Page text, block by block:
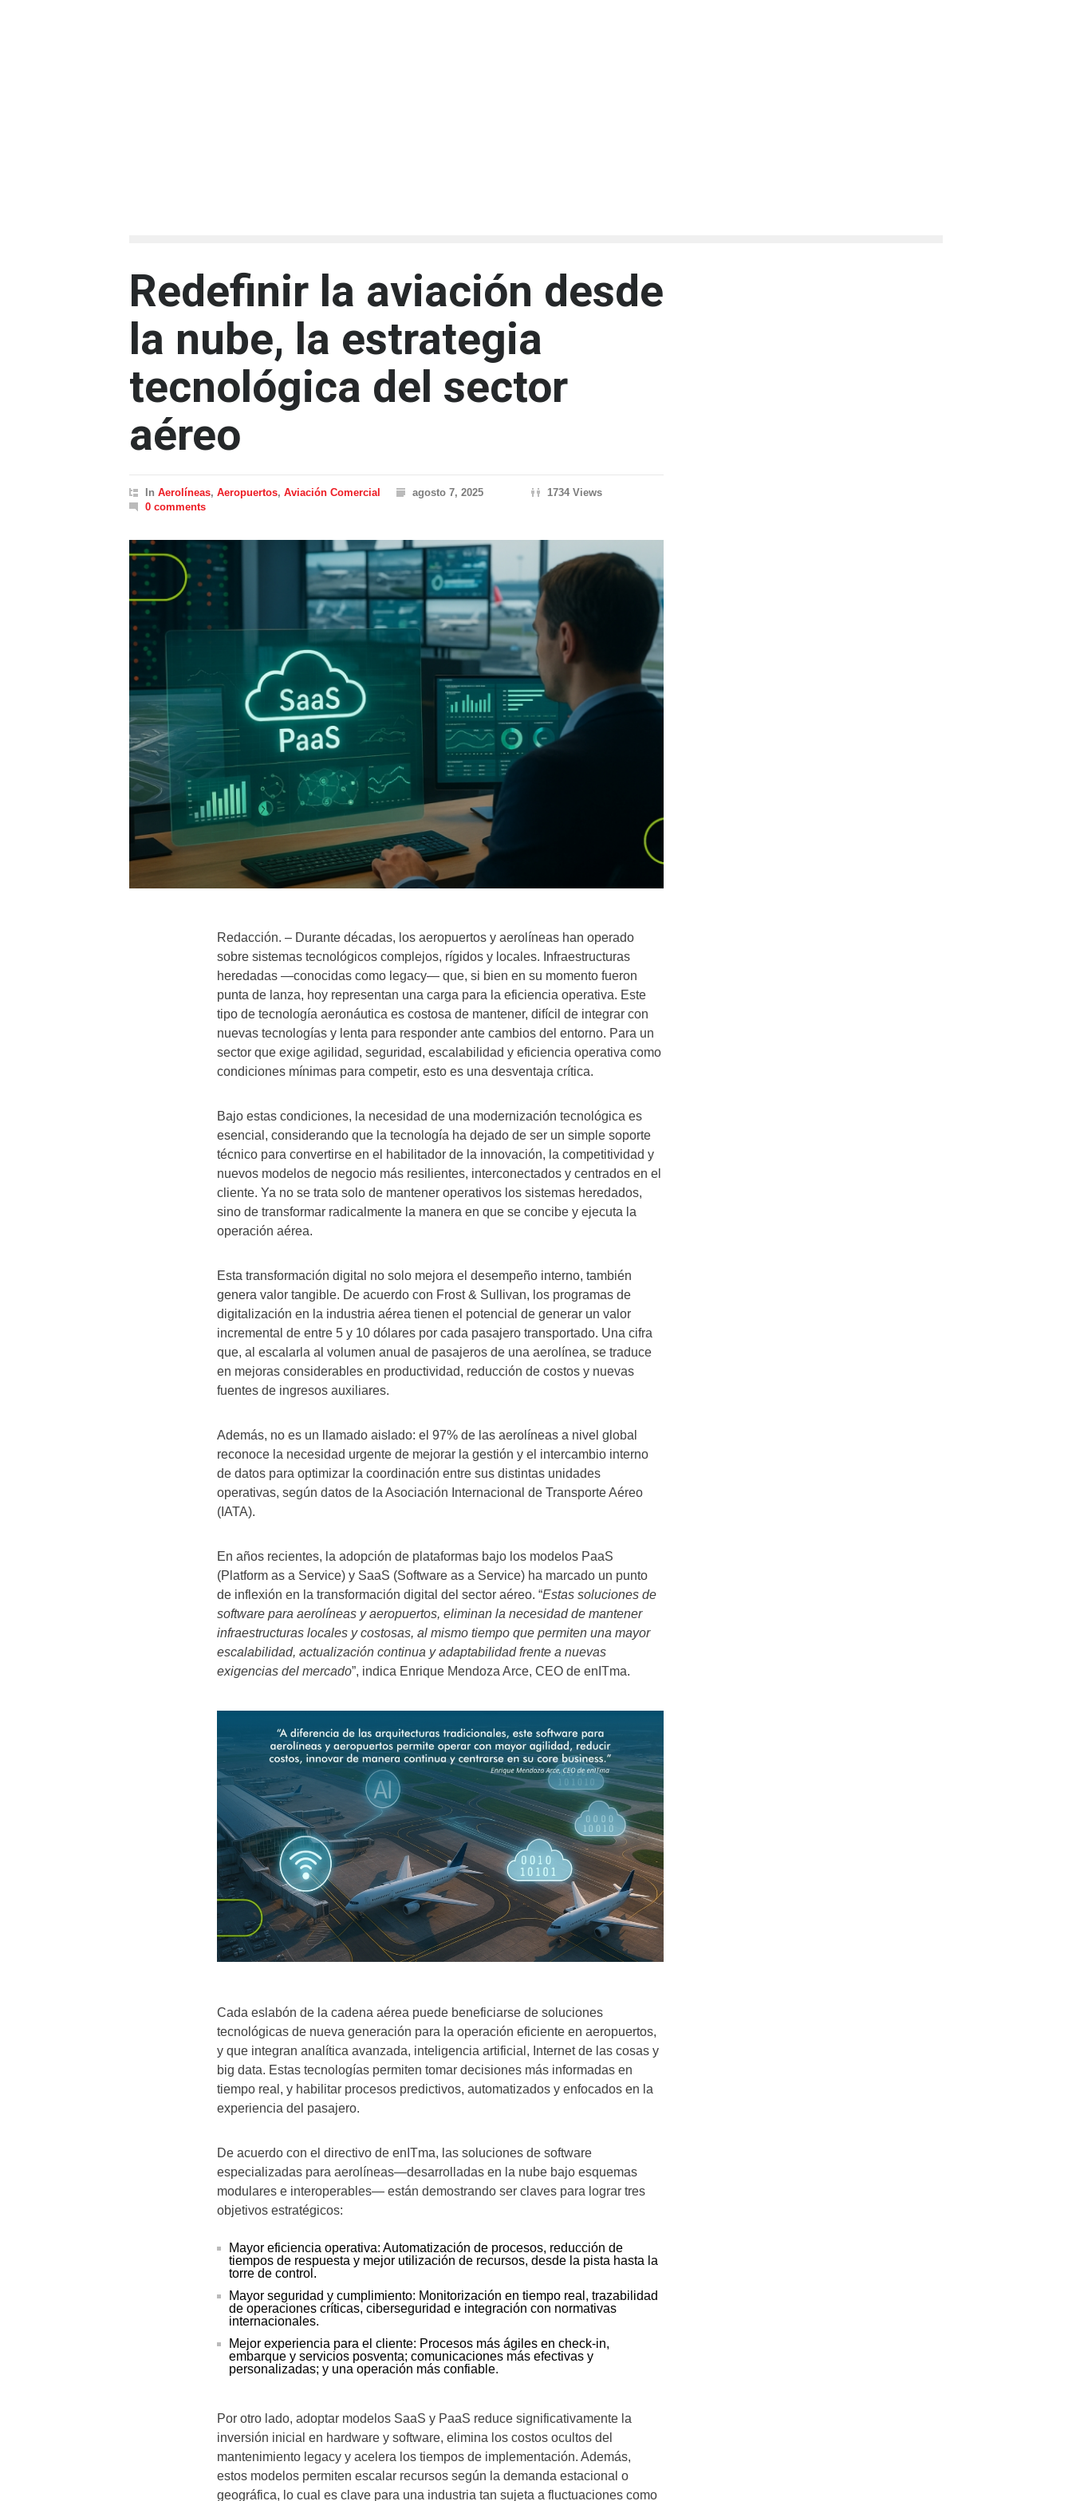
Redefinir la aviación desde
la nube, la estrategia
tecnológica del sector
aéreo
In Aerolíneas, Aeropuertos, Aviación Comercial agosto 7, 2025
1734 Views
0 comments
Redacción. – Durante décadas, los aeropuertos y aerolíneas han operado
sobre sistemas tecnológicos complejos, rígidos y locales. Infraestructuras
heredadas —conocidas como legacy— que, si bien en su momento fueron
punta de lanza, hoy representan una carga para la eficiencia operativa. Este
tipo de tecnología aeronáutica es costosa de mantener, difícil de integrar con
nuevas tecnologías y lenta para responder ante cambios del entorno. Para un
sector que exige agilidad, seguridad, escalabilidad y eficiencia operativa como
condiciones mínimas para competir, esto es una desventaja crítica.
Bajo estas condiciones, la necesidad de una modernización tecnológica es
esencial, considerando que la tecnología ha dejado de ser un simple soporte
técnico para convertirse en el habilitador de la innovación, la competitividad y
nuevos modelos de negocio más resilientes, interconectados y centrados en el
cliente. Ya no se trata solo de mantener operativos los sistemas heredados,
sino de transformar radicalmente la manera en que se concibe y ejecuta la
operación aérea.
Esta transformación digital no solo mejora el desempeño interno, también
genera valor tangible. De acuerdo con Frost & Sullivan, los programas de
digitalización en la industria aérea tienen el potencial de generar un valor
incremental de entre 5 y 10 dólares por cada pasajero transportado. Una cifra
que, al escalarla al volumen anual de pasajeros de una aerolínea, se traduce
en mejoras considerables en productividad, reducción de costos y nuevas
fuentes de ingresos auxiliares.
Además, no es un llamado aislado: el 97% de las aerolíneas a nivel global
reconoce la necesidad urgente de mejorar la gestión y el intercambio interno
de datos para optimizar la coordinación entre sus distintas unidades
operativas, según datos de la Asociación Internacional de Transporte Aéreo
(IATA).
En años recientes, la adopción de plataformas bajo los modelos PaaS
(Platform as a Service) y SaaS (Software as a Service) ha marcado un punto
de inflexión en la transformación digital del sector aéreo. “Estas soluciones de
software para aerolíneas y aeropuertos, eliminan la necesidad de mantener
infraestructuras locales y costosas, al mismo tiempo que permiten una mayor
escalabilidad, actualización continua y adaptabilidad frente a nuevas
exigencias del mercado”, indica Enrique Mendoza Arce, CEO de enITma.
Cada eslabón de la cadena aérea puede beneficiarse de soluciones
tecnológicas de nueva generación para la operación eficiente en aeropuertos,
y que integran analítica avanzada, inteligencia artificial, Internet de las cosas y
big data. Estas tecnologías permiten tomar decisiones más informadas en
tiempo real, y habilitar procesos predictivos, automatizados y enfocados en la
experiencia del pasajero.
De acuerdo con el directivo de enITma, las soluciones de software
especializadas para aerolíneas—desarrolladas en la nube bajo esquemas
modulares e interoperables— están demostrando ser claves para lograr tres
objetivos estratégicos:
Mayor eficiencia operativa: Automatización de procesos, reducción de
tiempos de respuesta y mejor utilización de recursos, desde la pista hasta la
torre de control.
Mayor seguridad y cumplimiento: Monitorización en tiempo real, trazabilidad
de operaciones críticas, ciberseguridad e integración con normativas
internacionales.
Mejor experiencia para el cliente: Procesos más ágiles en check-in,
embarque y servicios posventa; comunicaciones más efectivas y
personalizadas; y una operación más confiable.
Por otro lado, adoptar modelos SaaS y PaaS reduce significativamente la
inversión inicial en hardware y software, elimina los costos ocultos del
mantenimiento legacy y acelera los tiempos de implementación. Además,
estos modelos permiten escalar recursos según la demanda estacional o
geográfica, lo cual es clave para una industria tan sujeta a fluctuaciones como